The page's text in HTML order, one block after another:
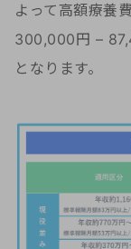
よって高額療養
300,000円 –
となります。